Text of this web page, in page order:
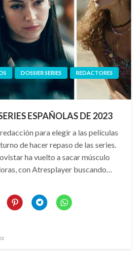
DOSSIER SERIES
REDACTORES
ESPAÑOLAS DE 2023
para elegir a las películas
de hacer repaso de las series.
ha vuelto a sacar músculo
con Atresplayer buscando…